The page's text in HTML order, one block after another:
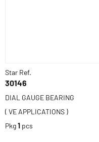
Star Ref.
30146
DIAL GAUGE BEARING
( VE APPLICATIONS )
Pkg1 pcs